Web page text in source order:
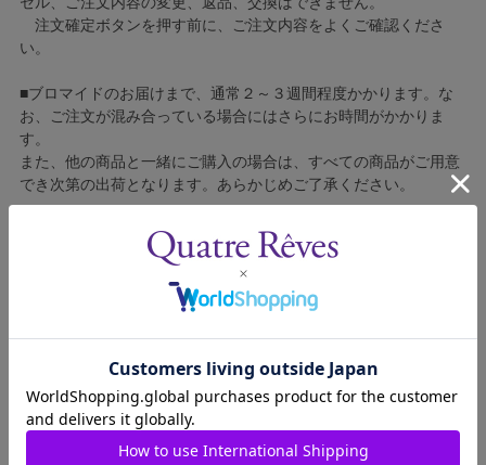
注文確定ボタンを押す前に、ご注文内容をよくご確認くださ
い。
■ブロマイドのお届けまで、通常２～３週間程度かかります。な
お、ご注文が混み合っている場合にはさらにお時間がかかりま
す。
また、他の商品と一緒にご購入の場合は、すべての商品がご用意
でき次第の出荷となります。あらかじめご了承ください。
■コンビニ決済をご利用の場合はご入金確認後の製造となりま
■ブロマイドの個包装はしておりません。
■ブロマイドに不良がございましたら、良品と交換いたしますの
で、お手数ですが弊社カスタマーセンターへご連絡ください。
1609311-017